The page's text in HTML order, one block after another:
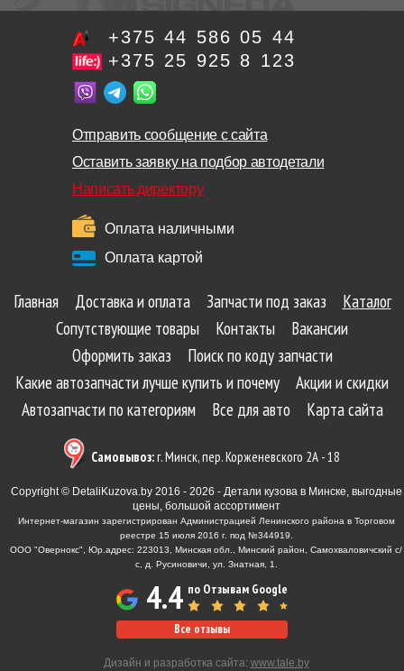
+375 44 586 05 44
+375 25 925 8 123
Отправить сообщение с сайта
Оставить заявку на подбор автодетали
Написать директору
Оплата наличными
Оплата картой
Главная Доставка и оплата Запчасти под заказ
Каталог
Сопутствующие товары
Контакты
Вакансии
Оформить заказ
Поиск по коду запчасти
Какие автозапчасти лучше купить и почему
Акции и скидки
Автозапчасти по категориям
Все для авто Карта сайта
Самовывоз:г. Минск, пер. Корженевского 2А - 18
Copyright © DetaliKuzova.by 2016 - 2026 - Детали кузова в Минске, выгодные
цены, большой ассортимент
Интернет-магазин зарегистрирован Администрацией Ленинского района в Торговом
реестре 15 июля 2016 г. под №344919.
ООО "Овернокс", Юр.адрес: 223013, Минская обл., Минский район, Самохваловичский с/
с, д. Русиновичи, ул. Знатная, 1.
4.4 по Отзывам Google
Все отзывы
Дизайн и разработка сайта: www.tale.by